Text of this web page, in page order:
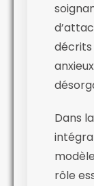
Dans
rôle